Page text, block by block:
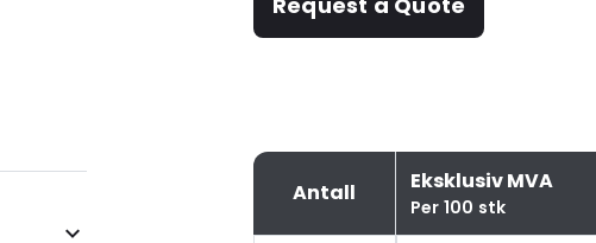
Antall Eksklusiv MVA
Per 100 stk